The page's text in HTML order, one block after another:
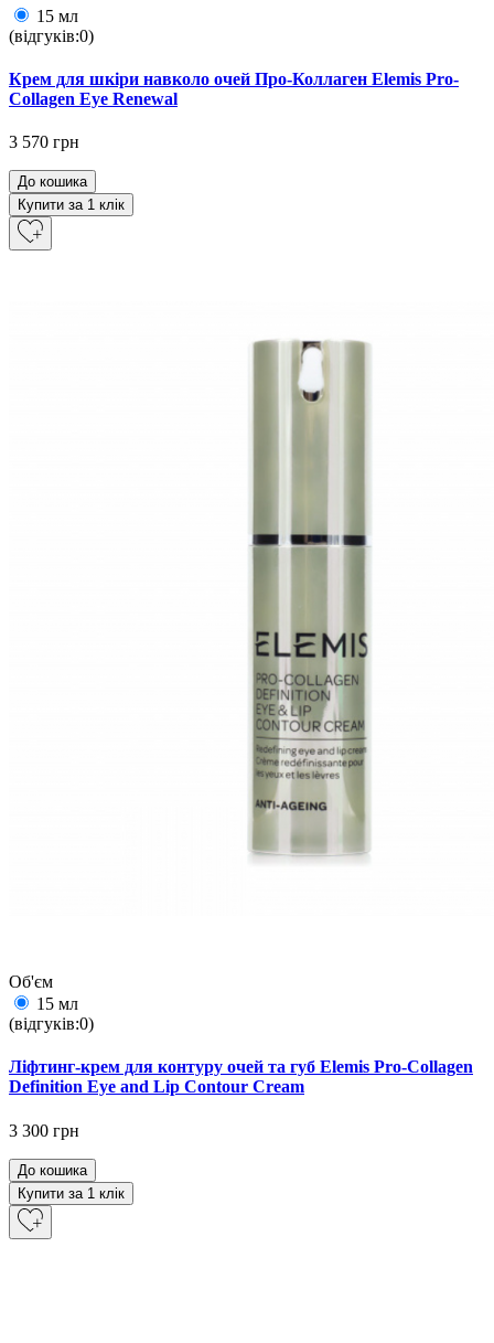
15 мл
(відгуків:0)
Крем для шкіри навколо очей Про-Коллаген Elemis Pro-
Collagen Eye Renewal
3 570 грн
До кошика
Купити за 1 клiк
Об'єм
15 мл
(відгуків:0)
Ліфтинг-крем для контуру очей та губ Elemis Pro-Collagen
Definition Eye and Lip Contour Cream
3 300 грн
До кошика
Купити за 1 клiк